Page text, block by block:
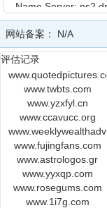
Name Server:
Registration Time:
Expiration Time:
DNSSEC: unsigned
网站备案： N/A
评估记录
www.twbts.com
www.yzxfyl.cn
www.ccavucc.org
www.fujingfans.com
www.astrologos.gr
www.yyxqp.com
www.rosegums.com
www.1i7g.com